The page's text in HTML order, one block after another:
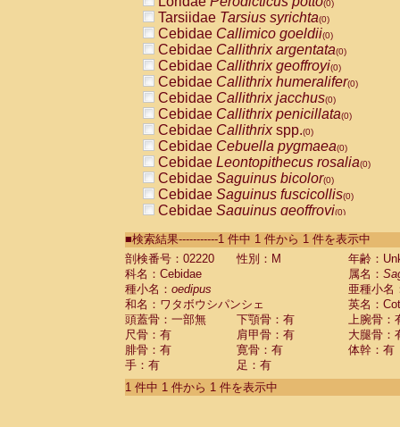
(0)
Tarsiidae Tarsius syrichta(0)
Cebidae Callimico goeldii(0)
Cebidae Callithrix argentata(0)
Cebidae Callithrix geoffroyi(0)
Cebidae Callithrix humeralifer(0)
Cebidae Callithrix jacchus(0)
Cebidae Callithrix penicillata(0)
Cebidae Callithrixspp.(0)
Cebidae Cebuella pygmaea(0)
Cebidae Leontopithecus rosalia(0)
Cebidae Saguinus bicolor(0)
Cebidae Saguinus fuscicollis(0)
Cebidae Saguinus geoffroyi(0)
CebidaeSaguinus labiatus(0)
Cebidae Saguinus leucopus (0)
Cebidae
Cebidae
CebidaeSaguinus nigricollis (0)
Cebidae Saguinus oedipus
Cebidae Saguinus weddelli
Cebidae Saguinusspp.
Cebidae Aotus trivirgatus
Cebidae Cebus albifrons
■検索結果-----------1 件中 1 件から 1 件を表示中
剖検番号：02220
性別：M
年齢：
科名：Cebidae
属名：
種小名： oedipus
亜種小名
和名：ワタボウシパンシェ
英名：
頭蓋骨：一部無
下顎骨：有
上腕骨：
尺骨：有
肩甲骨：有
大腿骨：
腓骨：有
寛骨：有
体幹：有
手：有
足：有
1 件中 1 件から 1 件を表示中